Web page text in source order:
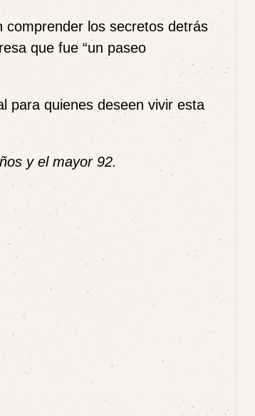
comprender los secretos detrás
que fue “un paseo
para quienes deseen vivir esta
y el mayor 92.